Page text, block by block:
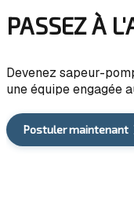
PASSEZ À
Devenez sapeur-
une équipe engagée
Postuler maintenant